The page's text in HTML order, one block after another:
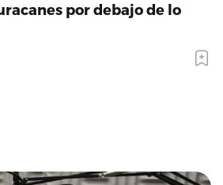
por debajo de lo